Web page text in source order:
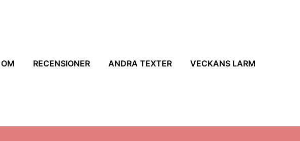
OM RECENSIONER ANDRA TEXTER VECKANS LARM